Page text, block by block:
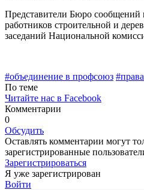
Представители Бюро сообщений
работников строительной и
заседаний Национальной
#объединение в профсоюз
По теме
Читайте нас в Facebook
Комментарии
0
Обсудить
Оставлять комментарии могут
зарегистрированные
Зарегистрироваться
Я уже зарегистрирован
Войти